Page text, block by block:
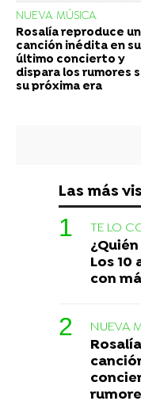
NUEVA MÚSICA
Rosalía reproduce
canción inédita en su
último concierto y
dispara los rumores
su próxima era
Las más
TE LO
Los 10
con
NUEVA